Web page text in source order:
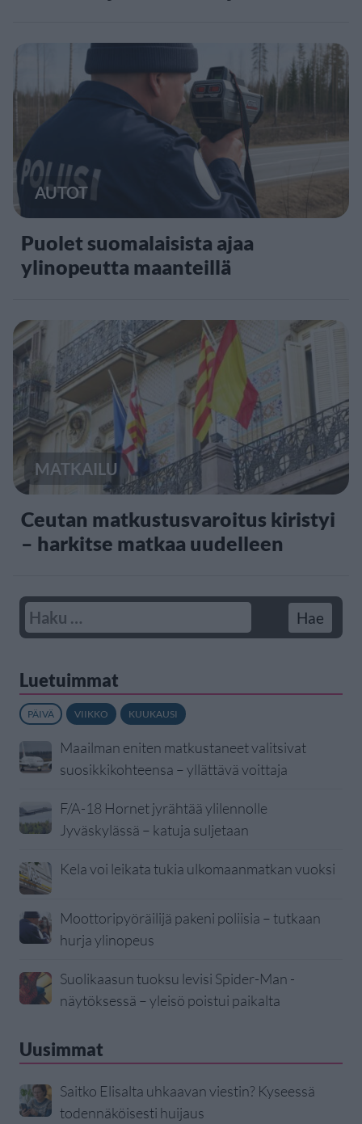
AUTOT
Puolet suomalaisista ajaa
ylinopeutta maanteillä
MATKAILU
Ceutan matkustusvaroitus kiristyi
– harkitse matkaa uudelleen
Luetuimmat
PÄIVÄ VIIKKO KUUKAUSI
Maailman eniten matkustaneet valitsivat
suosikkikohteensa – yllättävä voittaja
F/A-18 Hornet jyrähtää ylilennolle
Jyväskylässä – katuja suljetaan
Kela voi leikata tukia ulkomaanmatkan vuoksi
Moottoripyöräilijä pakeni poliisia – tutkaan
hurja ylinopeus
Suolikaasun tuoksu levisi Spider-Man -
näytöksessä – yleisö poistui paikalta
Uusimmat
Saitko Elisalta uhkaavan viestin? Kyseessä
todennäköisesti huijaus